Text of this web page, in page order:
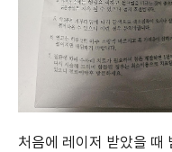
처음에 레이저 받았을 때